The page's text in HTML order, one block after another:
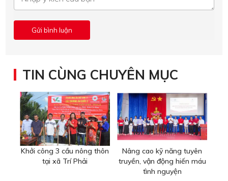
TIN CÙNG CHUYÊN MỤC
Khởi công 3 cầu nông thôn
tại xã Trí Phải
Nâng cao kỹ năng tuyên
truyền, vận động hiến máu
tình nguyện